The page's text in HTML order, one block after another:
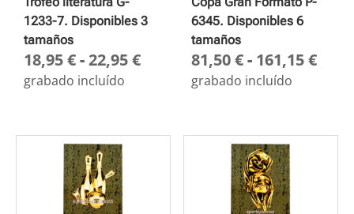
1233-7. Disponibles 3
tamaños
18,95€-22,95€Rango
18,95 €
grabado incluído
6345. Disponibles 6
tamaños
81,50€- 161,15€
grabado incluído